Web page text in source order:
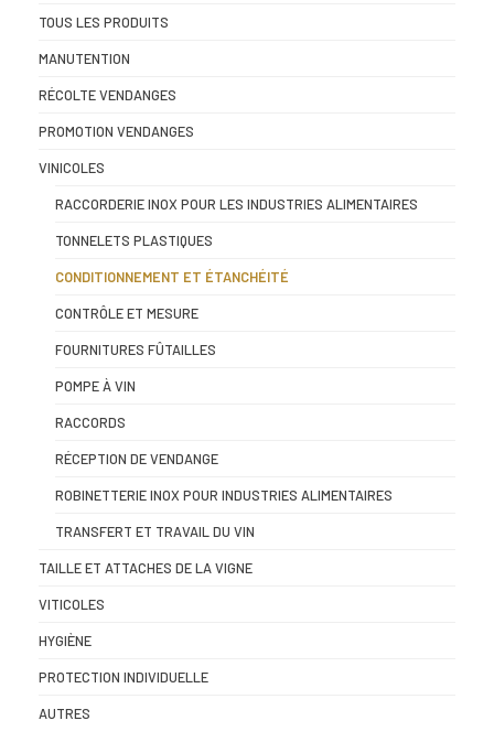
TOUS LES PRODUITS
MANUTENTION
RÉCOLTE VENDANGES
PROMOTION VENDANGES
VINICOLES
RACCORDERIE INOX POUR LES INDUSTRIES ALIMENTAIRES
TONNELETS PLASTIQUES
CONDITIONNEMENT ET ÉTANCHÉITÉ
CONTRÔLE ET MESURE
FOURNITURES FÛTAILLES
POMPE À VIN
RACCORDS
RÉCEPTION DE VENDANGE
ROBINETTERIE INOX POUR INDUSTRIES ALIMENTAIRES
TRANSFERT ET TRAVAIL DU VIN
TAILLE ET ATTACHES DE LA VIGNE
VITICOLES
HYGIÈNE
PROTECTION INDIVIDUELLE
AUTRES